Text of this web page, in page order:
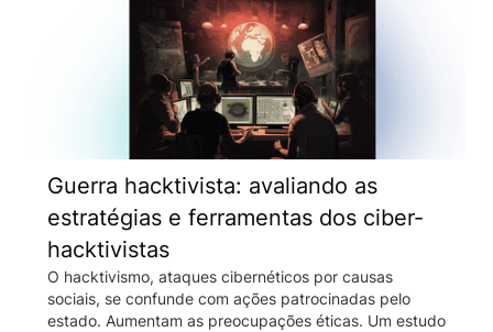
Guerra hacktivista: avaliando as
estratégias e ferramentas dos ciber-
hacktivistas
O hacktivismo, ataques cibernéticos por causas
sociais, se confunde com ações patrocinadas pelo
estado. Aumentam as preocupações éticas. Um estudo